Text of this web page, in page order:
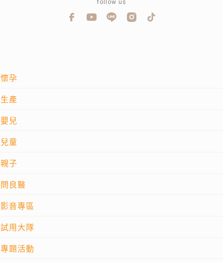
懷孕
生產
嬰兒
兒童
親子
問良醫
影音專區
試用大隊
專題活動
follow us